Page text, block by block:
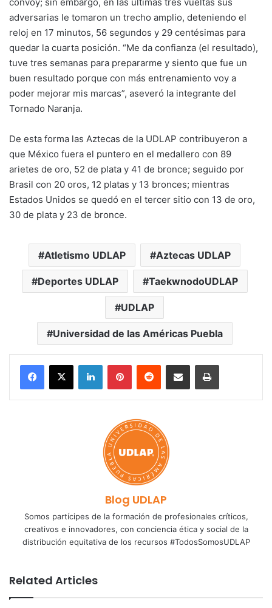
adversarias le tomaron un trecho amplio, deteniendo el
reloj en 17 minutos, 56 segundos y 29 centésimas para
quedar la cuarta posición. “Me da confianza (el resultado),
tuve tres semanas para prepararme y siento que fue un
buen resultado porque con más entrenamiento voy a
poder mejorar mis marcas”, aseveró la integrante del
Tornado Naranja.
De esta forma las Aztecas de la UDLAP contribuyeron a
que México fuera el puntero en el medallero con 89
arietes de oro, 52 de plata y 41 de bronce; seguido por
Brasil con 20 oros, 12 platas y 13 bronces; mientras
Estados Unidos se quedó en el tercer sitio con 13 de oro,
30 de plata y 23 de bronce.
Atletismo UDLAP Aztecas UDLAP
Deportes UDLAP TaekwnodoUDLAP
UDLAP
Universidad de las Américas Puebla
LinkedInPinterestReddit Share via Email Print
Blog UDLAP
Somos partícipes de la formación de profesionales críticos,
creativos e innovadores, con conciencia ética y social de la
distribución equitativa de los recursos #TodosSomosUDLAP
Related Articles